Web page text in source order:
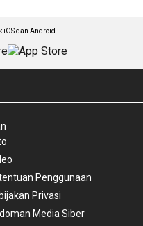
iOS dan Android
Penggunaan
Privasi
Media Siber